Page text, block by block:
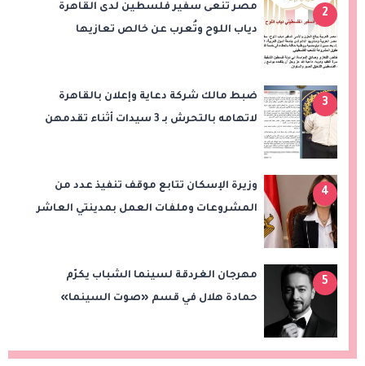
2
مصر تنعى سفير فلسطين لدى القاهرة
دياب اللوح وتُعرب عن خالص تعازيها
3
ضبط مالك شركة دعاية وإعلان بالقاهرة
لاتهامه بالتحرش بـ 3 سيدات أثناء تقدمهن
4
وزيرة الإسكان تتابع موقف تنفيذ عدد من
المشروعات وملفات العمل بمدينتي العاشر
5
مهرجان الغردقة لسينما الشباب يكرّم
حمادة هلال في قسم «صوت السينما»